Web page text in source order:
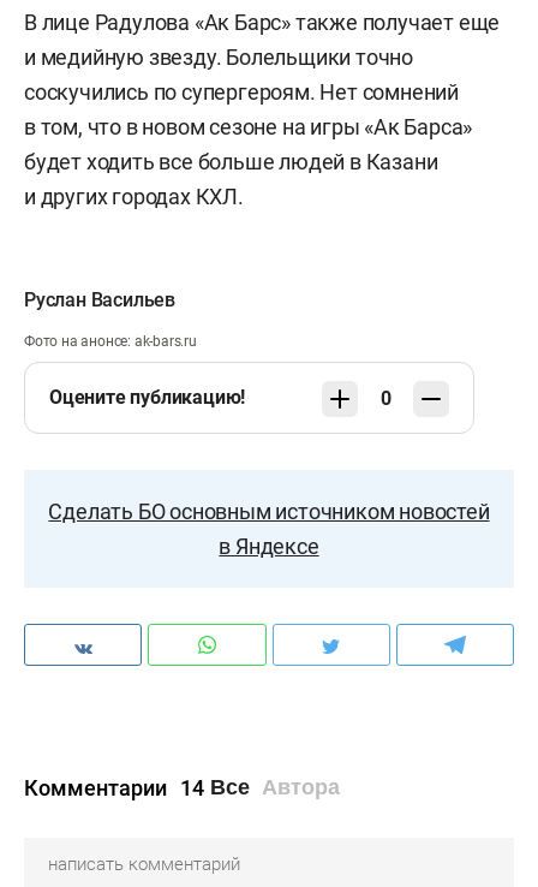
В лице Радулова «Ак Барс» также получает еще
и медийную звезду. Болельщики точно
соскучились по супергероям. Нет сомнений
в том, что в новом сезоне на игры «Ак Барса»
будет ходить все больше людей в Казани
и других городах КХЛ.
Руслан Васильев
Фото на анонсе: ak-bars.ru
Оцените публикацию! 0
Сделать БО основным источником новостей
в Яндексе
Комментарии 14 Все Автора